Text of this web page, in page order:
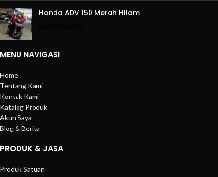
Honda ADV 150 Merah Hitam
MENU NAVIGASI
Home
Tentang Kami
Kontak Kami
Katalog Produk
Akun Saya
Blog & Berita
PRODUK & JASA
Produk Satuan